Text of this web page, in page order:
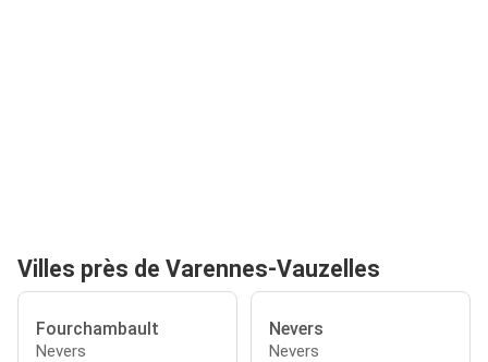
Villes près de Varennes-Vauzelles
Fourchambault
Nevers
Nevers
Nevers